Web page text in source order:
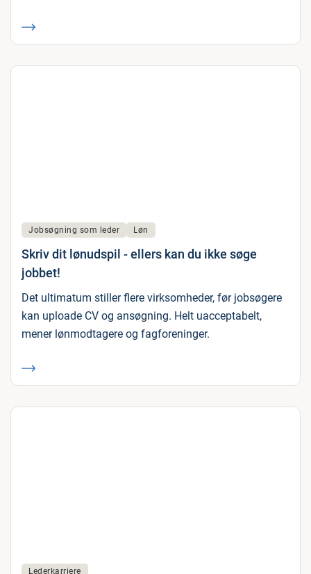
Jobsøgning som leder Løn
Skriv dit lønudspil - ellers kan du ikke søge
jobbet!
Det ultimatum stiller flere virksomheder, før jobsøgere
kan uploade CV og ansøgning. Helt uacceptabelt,
mener lønmodtagere og fagforeninger.
Lederkarriere